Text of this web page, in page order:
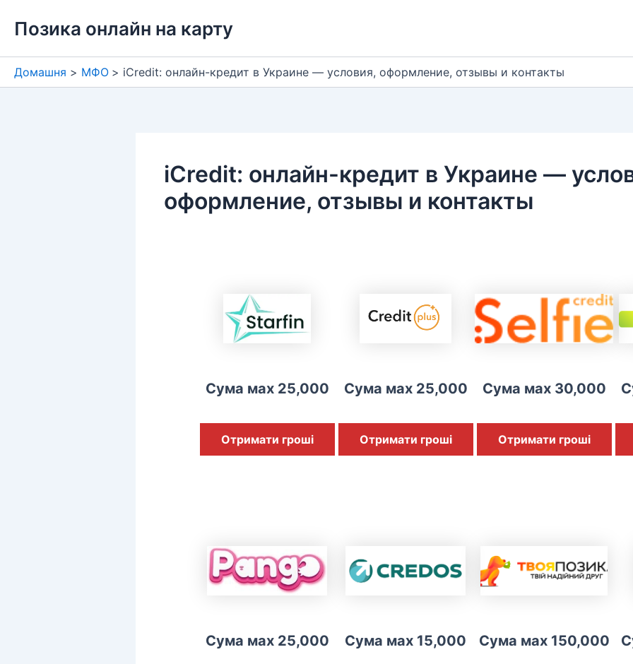
Позика онлайн на карту
Домашня МФО iCredit: онлайн-кредит в Украине — условия, оформление, отзывы и контакты
iCredit: онлайн-кредит в Украине —
оформление, отзывы и контакты
Сума мах 25,000
Отримати гроші
Сума мах 25,000
Отримати гроші
Сума мах 30,000
Отримати гроші
Сума мах 25,000 Сума мах 15,000 Сума мах 150,000